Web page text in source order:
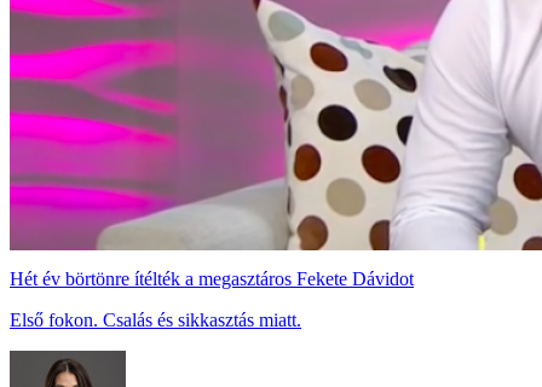
Hét év börtönre ítélték a megasztáros Fekete Dávidot
Első fokon. Csalás és sikkasztás miatt.